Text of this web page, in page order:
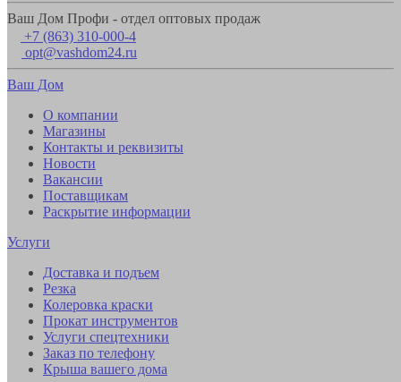
Ваш Дом Профи - отдел оптовых продаж
+7 (863) 310-000-4
opt@vashdom24.ru
Ваш Дом
О компании
Магазины
Контакты и реквизиты
Новости
Вакансии
Поставщикам
Раскрытие информации
Услуги
Доставка и подъем
Резка
Колеровка краски
Прокат инструментов
Услуги спецтехники
Заказ по телефону
Крыша вашего дома